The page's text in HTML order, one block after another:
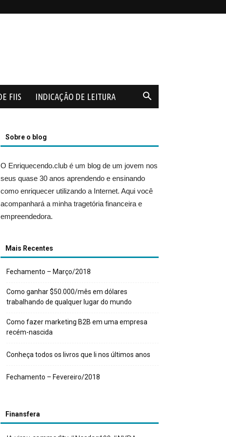
FIIS INDICAÇÃO DE LEITURA
Sobre o blog
O Enriquecendo.club é um blog de um jovem nos
seus quase 30 anos aprendendo e ensinando
como enriquecer utilizando a Internet. Aqui você
acompanhará a minha tragetória financeira e
empreendedora.
Mais Recentes
Fechamento – Março/2018
Como ganhar $50.000/mês em dólares
trabalhando de qualquer lugar do mundo
Como fazer marketing B2B em uma empresa
recém-nascida
Conheça todos os livros que li nos últimos anos
Fechamento – Fevereiro/2018
Finansfera